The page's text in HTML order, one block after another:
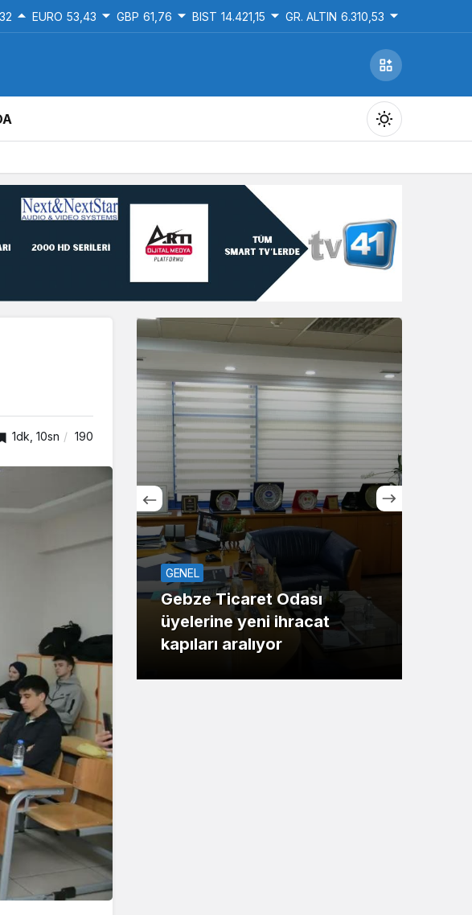
EURO 53,43 GBP 61,76 BIST 14.421,15 GR. ALTIN 6.310,53
Gündüz Modu
Gündüz modunu seçin.
Gece modunu seçin.
Sistem Modu
Sistem modunu seçin.
1dk, 10sn 190
GENEL
Gebze Ticaret Odası
üyelerine yeni ihracat
kapıları aralıyor